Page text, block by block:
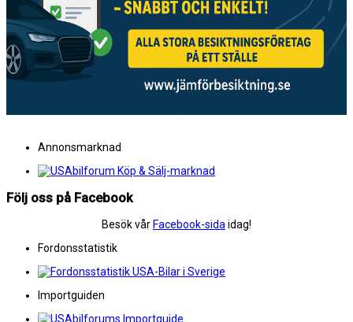
Annonsmarknad
Följ oss på Facebook
Besök vår Facebook-sida idag!
Fordonsstatistik
Importguiden